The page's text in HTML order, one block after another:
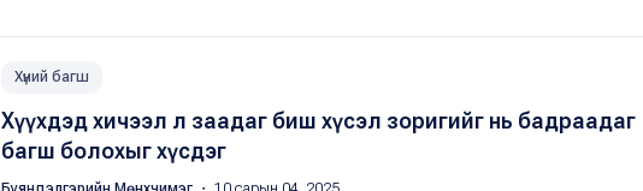
Хүний багш
Хүүхдэд хичээл л заадаг биш хүсэл зоригийг нь бадраадаг
багш болохыг хүсдэг